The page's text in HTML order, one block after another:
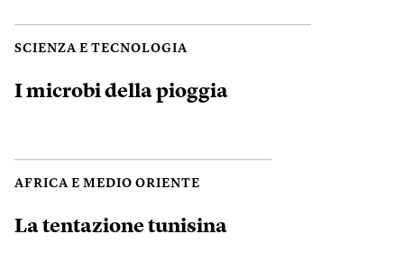
SCIENZA E TECNOLOGIA
I microbi della pioggia
AFRICA E MEDIO ORIENTE
La tentazione tunisina